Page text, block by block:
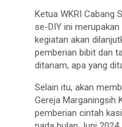
Ketua WKRI Cabang
se-DIY ini
kegiatan akan
pemberian bibit dan
ditanam, apa yang
Selain itu, akan
Gereja Marganingsih
pemberian cintah